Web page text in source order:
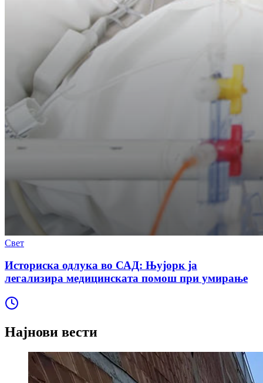
Свет
Историска одлука во САД: Њујорк ја
легализира медицинската помош при умирање
Најнови вести